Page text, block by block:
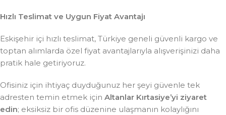
Hızlı Teslimat ve Uygun Fiyat Avantajı
Eskişehir içi hızlı teslimat, Türkiye geneli güvenli kargo ve
toptan alımlarda özel fiyat avantajlarıyla alışverişinizi daha
pratik hale getiriyoruz.
Ofisiniz için ihtiyaç duyduğunuz her şeyi güvenle tek
adresten temin etmek için Altanlar Kırtasiye’yi ziyaret
edin; eksiksiz bir ofis düzenine ulaşmanın kolaylığını